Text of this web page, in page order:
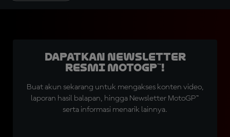
Dapatkan Newsletter
Resmi MotoGP™!
Buat akun sekarang untuk mengakses konten video,
laporan hasil balapan, hingga Newsletter MotoGP™
serta informasi menarik lainnya.